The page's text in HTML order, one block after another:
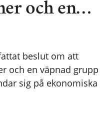
och en…
beslut om att
och en väpnad grupp
sig på ekonomiska